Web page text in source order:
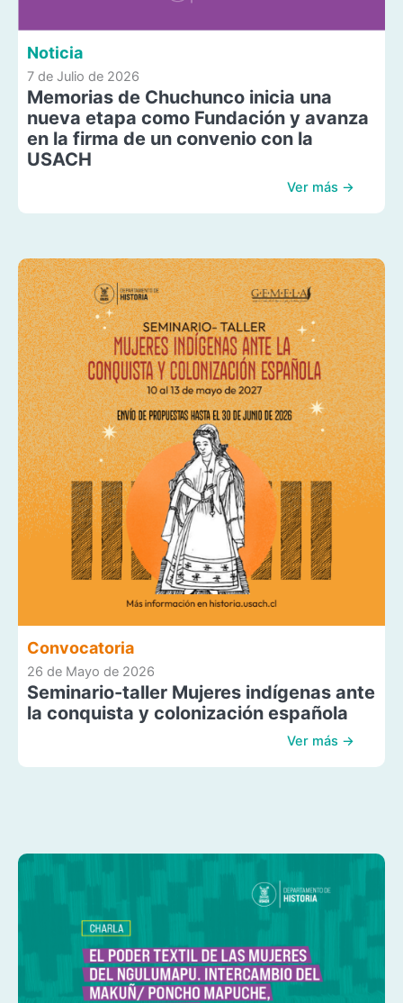
Noticia
7 de Julio de 2026
Memorias de Chuchunco inicia una
nueva etapa como Fundación y avanza
en la firma de un convenio con la
USACH
Ver más →
Convocatoria
26 de Mayo de 2026
Seminario-taller Mujeres indígenas ante
la conquista y colonización española
Ver más →